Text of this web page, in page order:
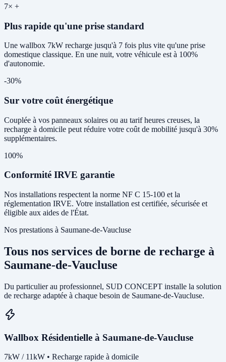
7× +
Plus rapide qu'une prise standard
Une wallbox 7kW recharge jusqu'à 7 fois plus vite qu'une prise
domestique classique. En une nuit, votre véhicule est à 100%
d'autonomie.
-30%
Sur votre coût énergétique
Couplée à vos panneaux solaires ou au tarif heures creuses, la
recharge à domicile peut réduire votre coût de mobilité jusqu'à 30%
supplémentaires.
100%
Conformité IRVE garantie
Nos installations respectent la norme NF C 15-100 et la
réglementation IRVE. Votre installation est certifiée, sécurisée et
éligible aux aides de l'État.
Nos prestations à Saumane-de-Vaucluse
Tous nos services de borne de recharge à
Saumane-de-Vaucluse
Du particulier au professionnel, SUD CONCEPT installe la solution
de recharge adaptée à chaque besoin de Saumane-de-Vaucluse.
Wallbox Résidentielle à Saumane-de-Vaucluse
7kW / 11kW • Recharge rapide à domicile